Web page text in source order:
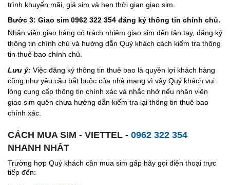
trình khuyến mãi, giá sim và hẹn thời gian giao sim.
Bước 3: Giao sim 0962 322 354 đăng ký thông tin chính chủ.
Nhân viên giao hàng có trách nhiệm giao sim đến tận tay, đăng ký
thông tin chính chủ và hướng dẫn Quý khách cách kiểm tra thông
tin thuê bao chính chủ.
Lưu ý: Việc đăng ký thông tin thuê bao là quyền lợi khách hàng
cũng như yêu cầu bắt buộc của nhà mạng vì vậy Quý khách vui
lòng cung cấp thông tin chính xác và nhắc nhở nếu nhân viên
giao sim quên chưa hướng dẫn kiểm tra lại thông tin thuê bao
chính xác.
CÁCH MUA SIM - VIETTEL - 0962 322 354
NHANH NHẤT
Trường hợp Quý khách cần mua sim gấp hãy gọi điện thoại trực
tiếp đến: